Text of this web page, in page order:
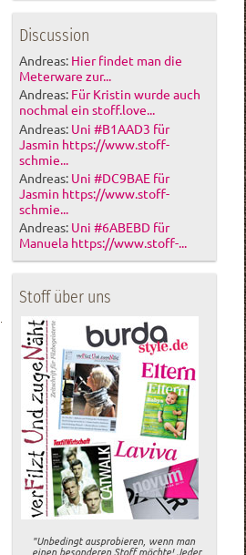
Discussion
Andreas: Hier findet man die
Meterware zur...
Andreas: Für Kristin wurde auch
nochmal ein stoff.love...
Andreas: Uni #B1AAD3 für
Jasmin https://www.stoff-
schmie...
Andreas: Uni #DC9BAE für
Jasmin https://www.stoff-
schmie...
Andreas: Uni #6ABEBD für
Manuela https://www.stoff-...
Stoff über uns
"Unbedingt ausprobieren, wenn man
einen besonderen Stoff möchte! Jeder